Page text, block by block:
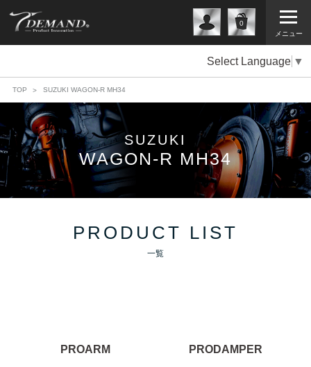
メニュー
0
Select Language ▼
TOP SUZUKI WAGON-R MH34
SUZUKI
WAGON-R MH34
PRODUCT LIST
一覧
PROARM PRODAMPER